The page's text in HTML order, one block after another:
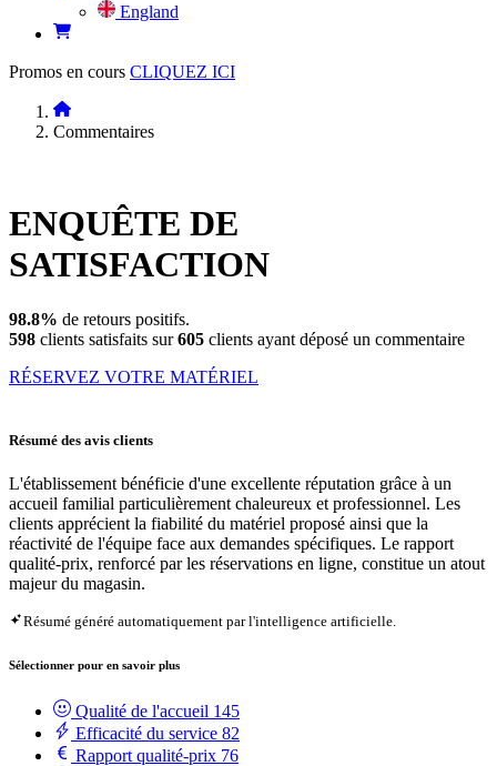
England
Promos en cours CLIQUEZ ICI
Commentaires
ENQUÊTE DE
SATISFACTION
98.8% de retours positifs.
598 clients satisfaits sur605 clients ayant déposé un commentaire
RÉSERVEZ VOTRE MATÉRIEL
Résumé des avis clients
L'établissement bénéficie d'une excellente réputation grâce à un
accueil familial particulièrement chaleureux et professionnel. Les
clients apprécient la fiabilité du matériel proposé ainsi que la
réactivité de l'équipe face aux demandes spécifiques. Le rapport
qualité-prix, renforcé par les réservations en ligne, constitue un atout
majeur du magasin.
Résumé généré automatiquement par l'intelligence artificielle.
Sélectionner pour en savoir plus
Qualité de l'accueil 145
Efficacité du service 82
Rapport qualité-prix 76